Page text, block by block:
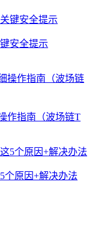
安全提示
作指南（波场链T
个原因+解决办法